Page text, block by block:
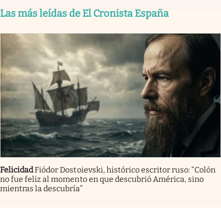
Las más leídas de El Cronista España
FelicidadFiódor Dostoievski, histórico escritor ruso: “Colón
no fue feliz al momento en que descubrió América, sino
mientras la descubría”